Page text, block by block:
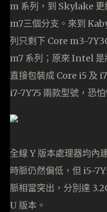
m 系列，到 Skylake
m7三個分支。來到
列只剩下 Core m3-
m7 系列；原來 Intel 是
直接包裝成 Core i5 及
i7-7Y75 兩款型號，恐
全線 Y 版本處理器均內
時脈仍然偏低，但 i5-
脈相當突出，分別達
U 版本。